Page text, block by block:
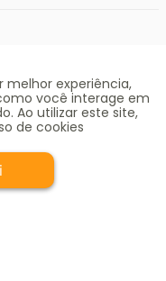
melhor experiência,
você interage em
Ao utilizar este site,
de cookies